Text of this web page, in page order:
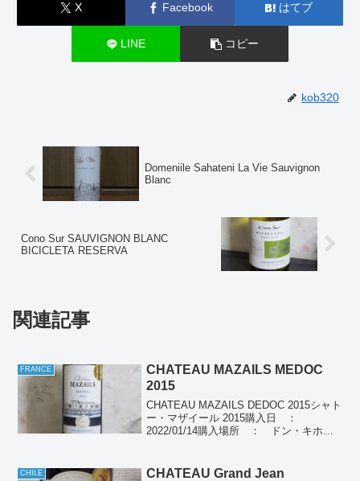
X Facebook はてブ
LINE コピー
kob320
Domeniile Sahateni La Vie Sauvignon
Blanc
Cono Sur SAUVIGNON BLANC
BICICLETA RESERVA
関連記事
FRANCE
CHATEAU MAZAILS MEDOC
2015
CHATEAU MAZAILS DEDOC 2015シャト
ー・マザイール 2015購入日 ：
2022/01/14購入場所 ： ドン・キホー
クぶどう品種...
CHILE CHATEAU Grand Jean